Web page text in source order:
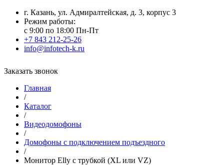
г. Казань, ул. Адмиралтейская, д. 3, корпус 3
Режим работы:
с 9:00 по 18:00 Пн-Пт
+7 843 212-25-26
info@infotech-k.ru
Заказать звонок
Главная
/
Каталог
/
Видеодомофоны
/
Домофоны с подключением подъездного
/
Монитор Elly с трубкой (XL или VZ)